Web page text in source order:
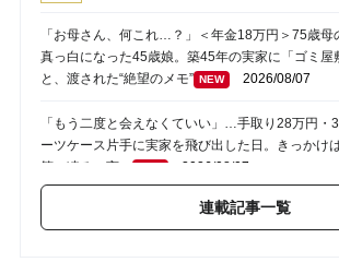
「お母さん、何これ…？」＜年金18万円＞75歳母
真っ白になった45歳娘。築45年の実家に「ゴミ屋
と、渡された“絶望のメモ” NEW 2026/08/07
「もう二度と会えなくていい」…手取り28万円・
ーツケース片手に実家を飛び出した日。きっかけ
筋の凍る一言」
2026/08/07
「お母さん、もう大丈夫だから」…娘が笑顔で告
族に尽くしてきた73歳女性が「孫離れ」を突き付
連載記事一覧